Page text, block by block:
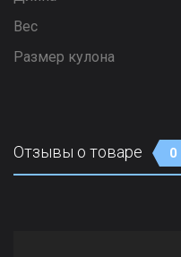
Вес
Размер кулона
Отзывы о товаре 0